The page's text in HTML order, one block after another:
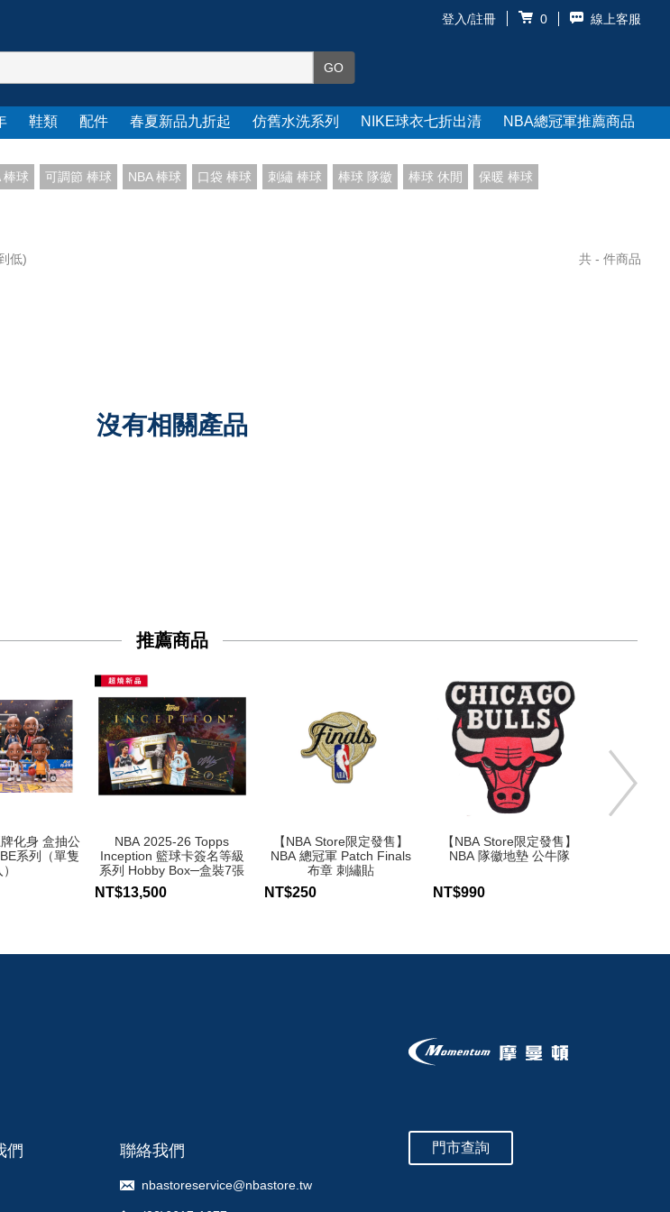
登入/註冊 0 線上客服
鞋類 配件 春夏新品九折起 仿舊水洗系列 NIKE球衣七折出清 NBA總冠軍推薦商品
棒球 可調節 棒球 NBA 棒球 口袋 棒球 刺繡 棒球 棒球 隊徽 棒球 休閒 保暖 棒球
低) 共 - 件商品
沒有相關產品
推薦商品
化身 盒抽公
系列（單隻
NBA 2025-26 Topps
Inception 籃球卡簽名等級
系列 Hobby Box─盒裝7張
入
NT$13,500
【NBA Store限定發售】
NBA 總冠軍 Patch Finals
布章 刺繡貼
NT$250
【NBA Store限定發售】
NBA 隊徽地墊 公牛隊
NT$990
聯絡我們
nbastoreservice@nbastore.tw
門市查詢
們